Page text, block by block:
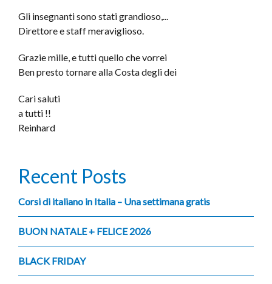
Gli insegnanti sono stati grandioso,...
Direttore e staff meraviglioso.
Grazie mille, e tutti quello che vorrei
Ben presto tornare alla Costa degli dei
Cari saluti
a tutti !!
Reinhard
Recent Posts
Corsi di italiano in Italia – Una settimana gratis
BUON NATALE + FELICE 2026
BLACK FRIDAY